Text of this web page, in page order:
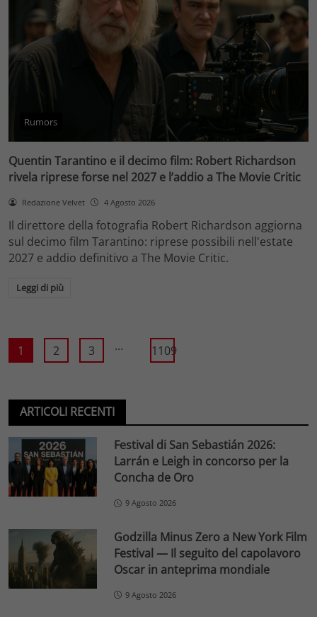
Rumors
Quentin Tarantino e il decimo film: Robert Richardson
rivela riprese forse nel 2027 e l’addio a The Movie Critic
Redazione Velvet 4 Agosto 2026
Il direttore della fotografia Robert Richardson aggiorna
sul decimo film Tarantino: riprese possibili nell'estate
2027 e addio definitivo a The Movie Critic.
Leggi di più
1 2 3 ... 1109
ARTICOLI RECENTI
Festival di San Sebastián 2026:
Larrán e Leigh in concorso per la
Concha de Oro
9 Agosto 2026
Godzilla Minus Zero a New York Film
Festival — Il seguito del capolavoro
Oscar in anteprima mondiale
9 Agosto 2026